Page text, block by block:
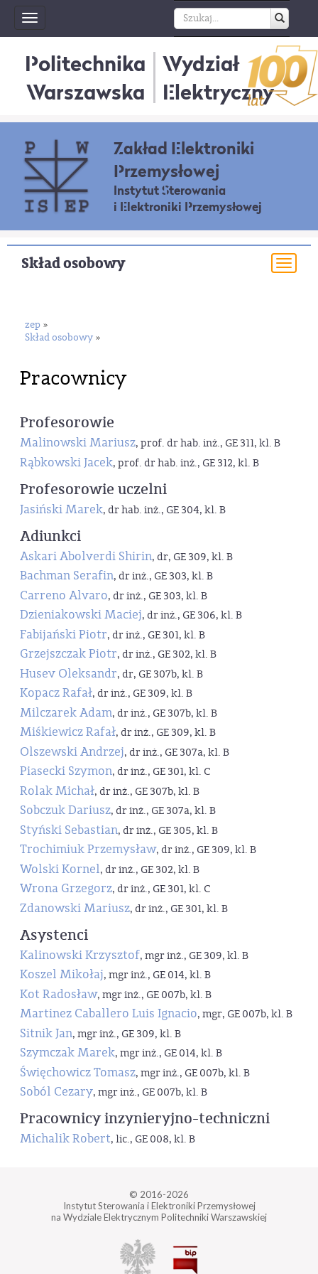
Toggle
navigation
Politechnika
Warszawska
Wydział
Elektryczny
Zakład Elektroniki
Przemysłowej
Instytut Sterowania
i Elektroniki Przemysłowej
Skład osobowy
zep »
Skład osobowy »
Pracownicy
Profesorowie
Malinowski Mariusz, prof. dr hab. inż., GE 311, kl. B
Rąbkowski Jacek, prof. dr hab. inż., GE 312, kl. B
Profesorowie uczelni
Jasiński Marek, dr hab. inż., GE 304, kl. B
Adiunkci
Askari Abolverdi Shirin, dr, GE 309, kl. B
Bachman Serafin, dr inż., GE 303, kl. B
Carreno Alvaro, dr inż., GE 303, kl. B
Dzieniakowski Maciej, dr inż., GE 306, kl. B
Fabijański Piotr, dr inż., GE 301, kl. B
Grzejszczak Piotr, dr inż., GE 302, kl. B
Husev Oleksandr, dr, GE 307b, kl. B
Kopacz Rafał, dr inż., GE 309, kl. B
Milczarek Adam, dr inż., GE 307b, kl. B
Miśkiewicz Rafał, dr inż., GE 309, kl. B
Olszewski Andrzej, dr inż., GE 307a, kl. B
Piasecki Szymon, dr inż., GE 301, kl. C
Rolak Michał, dr inż., GE 307b, kl. B
Sobczuk Dariusz, dr inż., GE 307a, kl. B
Styński Sebastian, dr inż., GE 305, kl. B
Trochimiuk Przemysław, dr inż., GE 309, kl. B
Wolski Kornel, dr inż., GE 302, kl. B
Wrona Grzegorz, dr inż., GE 301, kl. C
Zdanowski Mariusz, dr inż., GE 301, kl. B
Asystenci
Kalinowski Krzysztof, mgr inż., GE 309, kl. B
Koszel Mikołaj, mgr inż., GE 014, kl. B
Kot Radosław, mgr inż., GE 007b, kl. B
Martinez Caballero Luis Ignacio, mgr, GE 007b, kl. B
Sitnik Jan, mgr inż., GE 309, kl. B
Szymczak Marek, mgr inż., GE 014, kl. B
Święchowicz Tomasz, mgr inż., GE 007b, kl. B
Soból Cezary, mgr inż., GE 007b, kl. B
Pracownicy inzynieryjno-techniczni
Michalik Robert, lic., GE 008, kl. B
© 2016-2026
Instytut Sterowania i Elektroniki Przemysłowej
na Wydziale Elektrycznym Politechniki Warszawskiej